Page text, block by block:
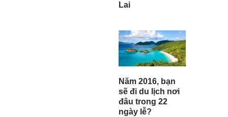
Lai
Năm 2016, bạn
sẽ đi du lịch nơi
đâu trong 22
ngày lễ?